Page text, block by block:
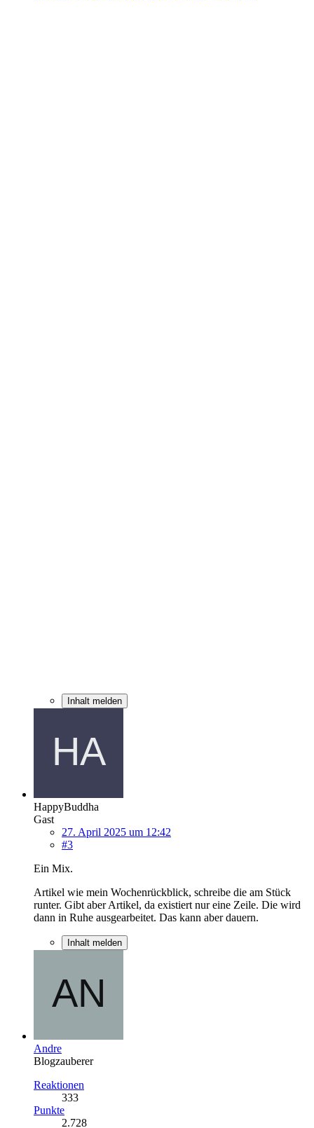
Inhalt melden
HappyBuddha
Gast
27. April 2025 um 12:42
#3
Ein Mix.
Artikel wie mein Wochenrückblick, schreibe die am Stück
runter. Gibt aber Artikel, da existiert nur eine Zeile. Die wird
dann in Ruhe ausgearbeitet. Das kann aber dauern.
Inhalt melden
Andre
Blogzauberer
Reaktionen
333
Punkte
2.728